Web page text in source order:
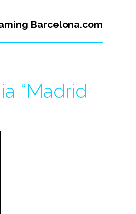
Barcelona.com
“Madrid